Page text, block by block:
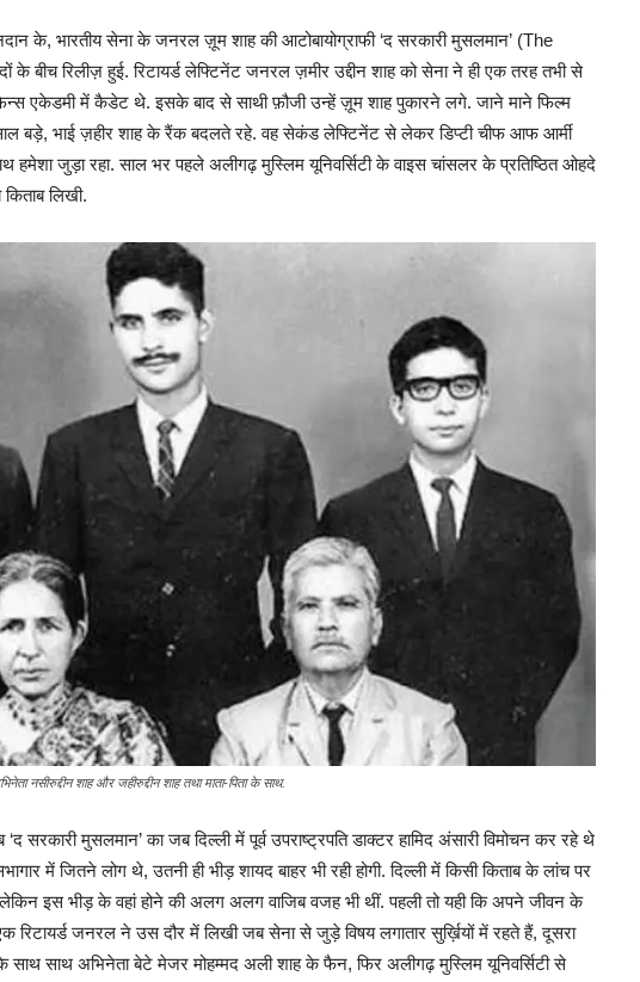
के, भारतीय सेना के जनरल ज़ूम शाह की आटोबायोग्राफी ‘द सरकारी मुसलमान’ (The
बीच रिलीज़ हुई. रिटायर्ड लेफ्टिनेंट जनरल ज़मीर उद्दीन शाह को सेना ने ही एक तरह तभी से
एकेडमी में कैडेट थे. इसके बाद से साथी फ़ौजी उन्हें ज़ूम शाह पुकारने लगे. जाने माने फिल्म
बड़े, भाई ज़हीर शाह के रैंक बदलते रहे. वह सेकंड लेफ्टिनेंट से लेकर डिप्टी चीफ आफ आर्मी
जुड़ा रहा. साल भर पहले अलीगढ़ मुस्लिम यूनिवर्सिटी के वाइस चांसलर के प्रतिष्ठित ओहदे
लिखी.
नसीरुद्दीन शाह और जहीरुद्दीन शाह तथा माता-पिता के साथ.
सरकारी मुसलमान’ का जब दिल्ली में पूर्व उपराष्ट्रपति डाक्टर हामिद अंसारी विमोचन कर रहे थे
में जितने लोग थे, उतनी ही भीड़ शायद बाहर भी रही होगी. दिल्ली में किसी किताब के लांच पर
इस भीड़ के वहां होने की अलग अलग वाजिब वजह भी थीं. पहली तो यही कि अपने जीवन के
रिटायर्ड जनरल ने उस दौर में लिखी जब सेना से जुड़े विषय लगातार सुर्ख़ियों में रहते हैं, दूसरा
साथ साथ अभिनेता बेटे मेजर मोहम्मद अली शाह के फैन, फिर अलीगढ़ मुस्लिम यूनिवर्सिटी से